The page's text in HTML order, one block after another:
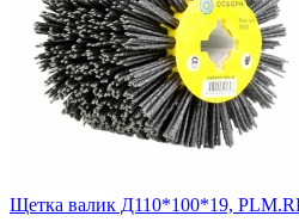
Щетка валик Д110*100*19,